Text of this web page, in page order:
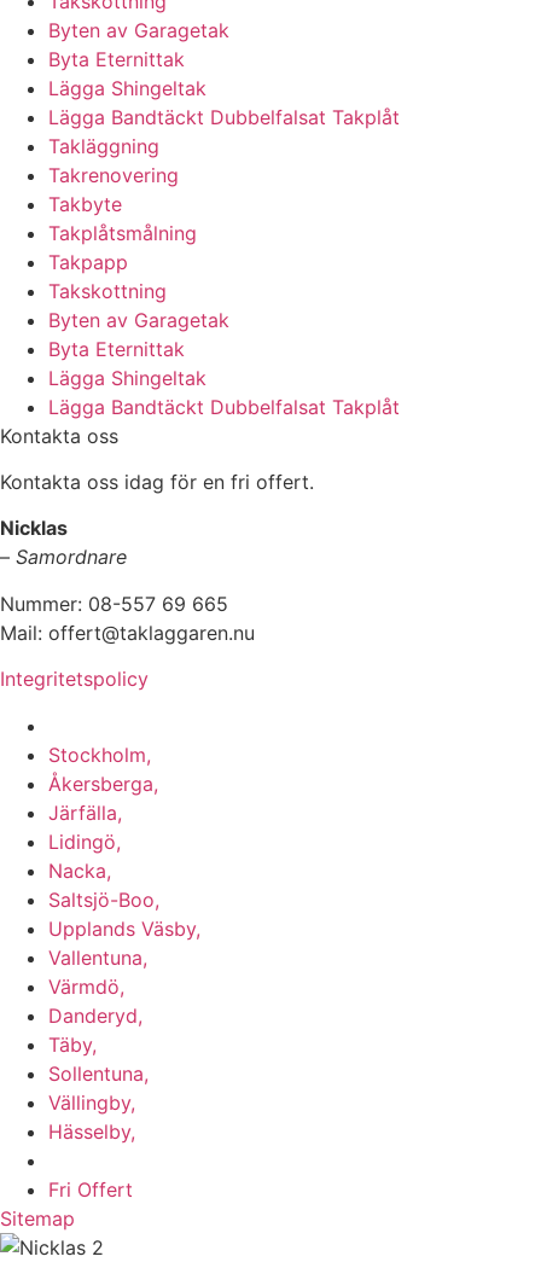
Byten av Garagetak
Byta Eternittak
Lägga Shingeltak
Lägga Bandtäckt Dubbelfalsat Takplåt
Takläggning
Takrenovering
Takbyte
Takplåtsmålning
Takpapp
Takskottning
Byten av Garagetak
Byta Eternittak
Lägga Shingeltak
Lägga Bandtäckt Dubbelfalsat Takplåt
Kontakta oss
Kontakta oss idag för en fri offert.
Nicklas
– Samordnare
Nummer: 08-557 69 665
Mail: offert@taklaggaren.nu
Integritetspolicy
Stockholm,
Åkersberga,
Järfälla,
Lidingö,
Nacka,
Saltsjö-Boo,
Upplands Väsby,
Vallentuna,
Värmdö,
Danderyd,
Täby,
Sollentuna,
Vällingby,
Hässelby,
Fri Offert
Sitemap